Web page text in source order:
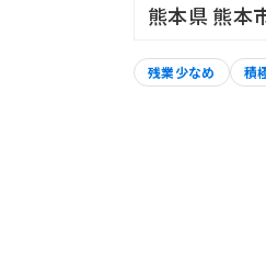
熊本県 熊本
残業少なめ 積